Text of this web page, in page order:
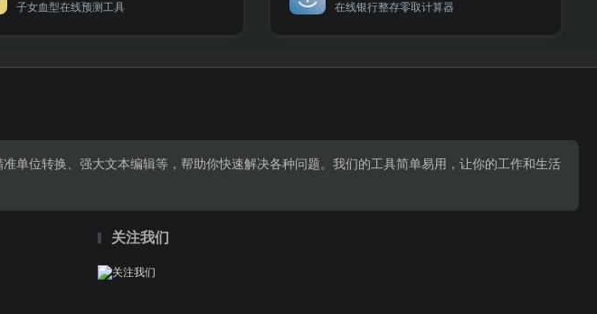
子女血型在线预测工具 在线银行整存零取计算器
单位转换、强大文本编辑等，帮助你快速解决各种问题。我们的工具简单易用，让你的工作和生活
关注我们